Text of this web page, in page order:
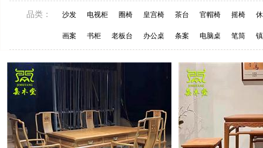
品类： 沙发 电视柜 圈椅 皇宫椅 茶台 官帽椅 摇椅
画案 书柜 老板台 办公桌 条案 电脑桌 笔筒